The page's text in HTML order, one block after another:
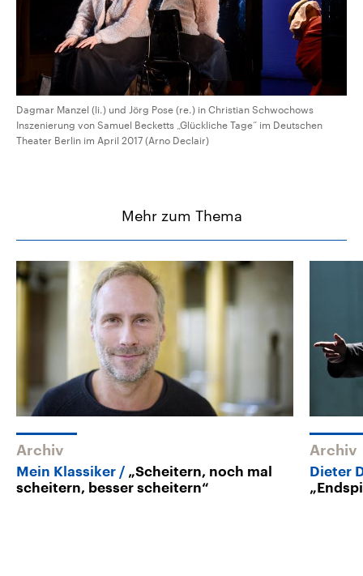
Dagmar Manzel (li.) und Jörg Pose (re.) in Christian Schwochows
Inszenierung von Samuel Becketts „Glückliche Tage“ im Deutschen
Theater Berlin im April 2017 (Arno Declair)
Mehr zum Thema
Archiv
Mein Klassiker
„Scheitern, noch mal
scheitern, besser scheitern“
Archiv
Dieter